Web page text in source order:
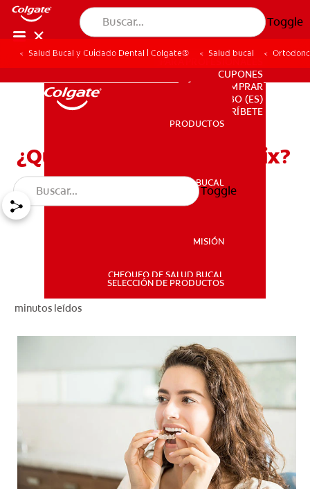
Toggle
PRODUCTOS
SALUD BUCAL
SELECCIÓN DE PRODUCTOS
PARA PROFESIONALES
CUPONES
DÓNDE COMPRAR
PARA PROFESIONALES
CUPONES
DÓNDE COMPRAR
BO (ES)
SUSCRÍBETE
PRODUCTOS
SALUD BUCAL
MISIÓN
CHEQUEO DE SALUD BUCAL
SELECCIÓN DE PRODUCTOS
Toggle
Salud Bucal y Cuidado Dental | Colgate® Salud bucal
¿Qué es un retenedor Essix?
minutos leídos